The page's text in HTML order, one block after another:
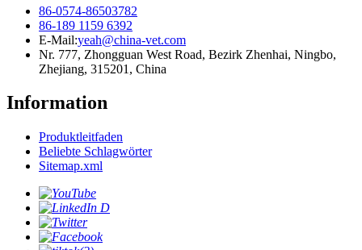
86-0574-86503782
86-189 1159 6392
E-Mail:yeah@china-vet.com
Nr. 777, Zhongguan West Road, Bezirk Zhenhai, Ningbo,
Zhejiang, 315201, China
Information
Produktleitfaden
Beliebte Schlagwörter
Sitemap.xml